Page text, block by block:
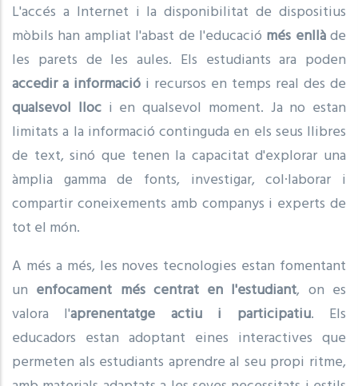
L'accés a Internet i la disponibilitat de dispositius
mòbils han ampliat l'abast de l'educació més enllàde
les parets de les aules. Els estudiants ara poden
accedir a informació i recursos en temps real des de
qualsevol lloci en qualsevol moment. Ja no estan
limitats a la informació continguda en els seus llibres
de text, sinó que tenen la capacitat d'explorar una
àmplia gamma de fonts, investigar, col·laborar i
compartir coneixements amb companys i experts de
tot el món.
A més a més, les noves tecnologies estan fomentant
un enfocament més centrat en l'estudiant, on es
valora l'aprenentatge actiu i participatiu. Els
educadors estan adoptant eines interactives que
permeten als estudiants aprendre al seu propi ritme,